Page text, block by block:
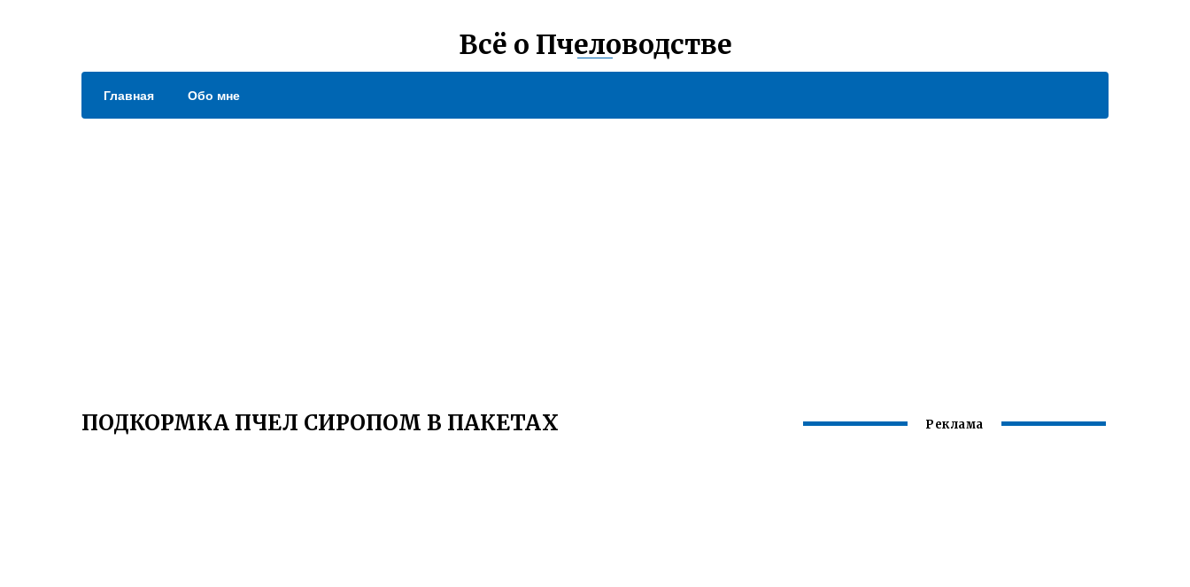
Всё о Пчеловодстве
Главная Обо мне
ПОДКОРМКА ПЧЕЛ СИРОПОМ В ПАКЕТАХ Реклама